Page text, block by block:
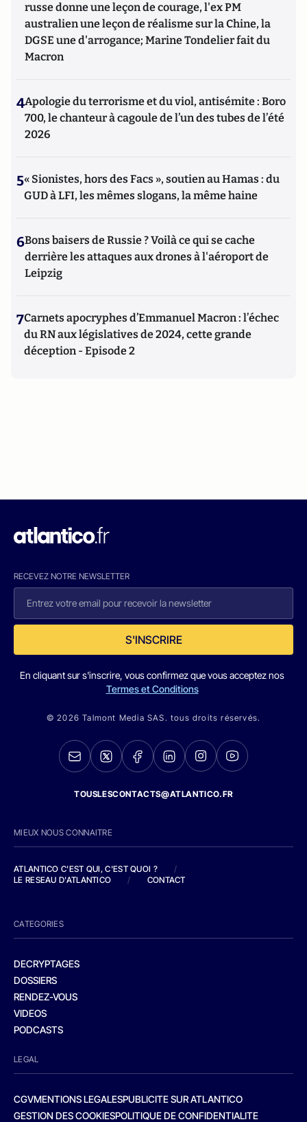
russe donne une leçon de courage, l'ex PM
australien une leçon de réalisme sur la Chine, la
DGSE une d'arrogance; Marine Tondelier fait du
Macron
4Apologie du terrorisme et du viol, antisémite : Boro
700, le chanteur à cagoule de l’un des tubes de l’été
2026
5« Sionistes, hors des Facs », soutien au Hamas : du
GUD à LFI, les mêmes slogans, la même haine
6Bons baisers de Russie ? Voilà ce qui se cache
derrière les attaques aux drones à l'aéroport de
Leipzig
7Carnets apocryphes d’Emmanuel Macron : l’échec
du RN aux législatives de 2024, cette grande
déception - Episode 2
RECEVEZ NOTRE NEWSLETTER
S'INSCRIRE
En cliquant sur s'inscrire, vous confirmez que vous acceptez nos
Termes et Conditions
© 2026 Talmont Media SAS. tous droits réservés.
TOUSLESCONTACTS@ATLANTICO.FR
MIEUX NOUS CONNAITRE
ATLANTICO C'EST QUI, C'EST QUOI ?
/
LE RESEAU D'ATLANTICO
/ CONTACT
CATEGORIES
DECRYPTAGES
DOSSIERS
RENDEZ-VOUS
VIDEOS
PODCASTS
LEGAL
CGVMENTIONS LEGALESPUBLICITE SUR ATLANTICO
GESTION DES COOKIESPOLITIQUE DE CONFIDENTIALITE